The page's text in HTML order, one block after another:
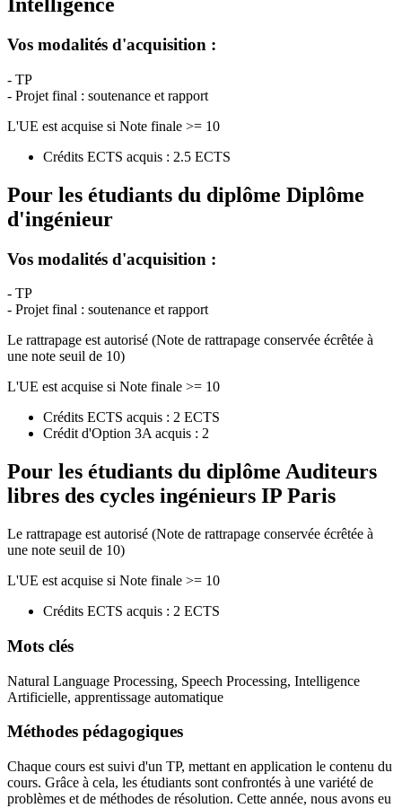
Vos modalités d'acquisition :
- TP
- Projet final : soutenance et rapport
L'UE est acquise si Note finale >= 10
Crédits ECTS acquis : 2.5 ECTS
Pour les étudiants du diplôme Diplôme
d'ingénieur
Vos modalités d'acquisition :
- TP
- Projet final : soutenance et rapport
Le rattrapage est autorisé (Note de rattrapage conservée écrêtée à
une note seuil de 10)
L'UE est acquise si Note finale >= 10
Crédits ECTS acquis : 2 ECTS
Crédit d'Option 3A acquis : 2
Pour les étudiants du diplôme Auditeurs
libres des cycles ingénieurs IP Paris
Le rattrapage est autorisé (Note de rattrapage conservée écrêtée à
une note seuil de 10)
L'UE est acquise si Note finale >= 10
Crédits ECTS acquis : 2 ECTS
Mots clés
Natural Language Processing, Speech Processing, Intelligence
Artificielle, apprentissage automatique
Méthodes pédagogiques
Chaque cours est suivi d'un TP, mettant en application le contenu du
cours. Grâce à cela, les étudiants sont confrontés à une variété de
problèmes et de méthodes de résolution. Cette année, nous avons eu